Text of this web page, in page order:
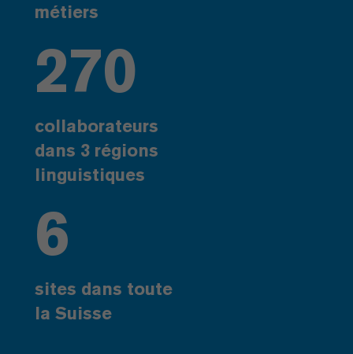
métiers
270
collaborateurs
dans 3 régions
linguistiques
6
sites dans toute
la Suisse